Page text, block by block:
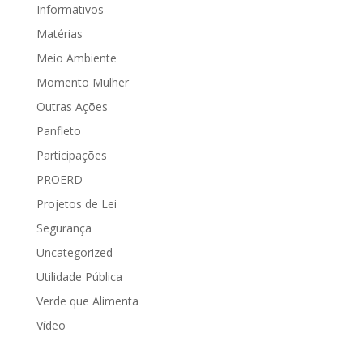
Informativos
Matérias
Meio Ambiente
Momento Mulher
Outras Ações
Panfleto
Participações
PROERD
Projetos de Lei
Segurança
Uncategorized
Utilidade Pública
Verde que Alimenta
Vídeo